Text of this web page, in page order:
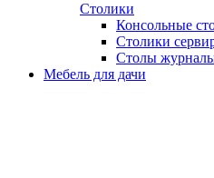
Столики
Консольные
Столики
Столы
Мебель для дачи